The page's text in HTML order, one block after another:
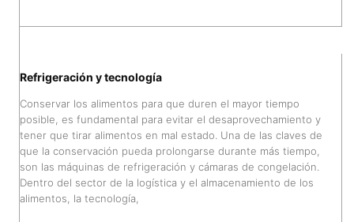
Refrigeración y tecnología
Conservar los alimentos para que duren el mayor tiempo
posible, es fundamental para evitar el desaprovechamiento y
tener que tirar alimentos en mal estado. Una de las claves de
que la conservación pueda prolongarse durante más tiempo,
son las máquinas de refrigeración y cámaras de congelación.
Dentro del sector de la logística y el almacenamiento de los
alimentos, la tecnología,